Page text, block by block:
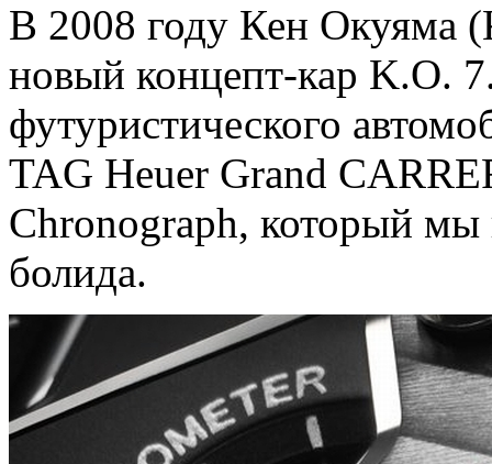
В 2008 году Кен Окуяма
новый концепт-кар K.O.
футуристического
TAG Heuer Grand
Chronograph, который
болида.